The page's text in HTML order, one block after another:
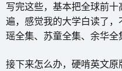
写完这些，基本把全球前
遍，感觉我的大学白读了
瑶全集、苏童全集、余华
接下来怎么办，硬啃英文